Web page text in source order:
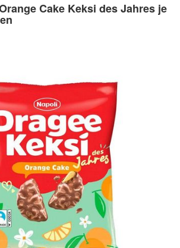
Cake Keksi des Jahres je